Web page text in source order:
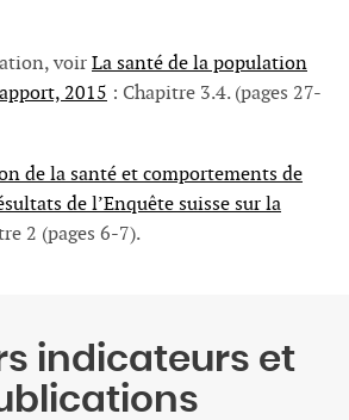
voir La santé de la population
2015 : Chapitre 3.4. (pages 27-
de la santé et comportements de
de l’Enquête suisse sur la
2 (pages 6-7).
indicateurs et